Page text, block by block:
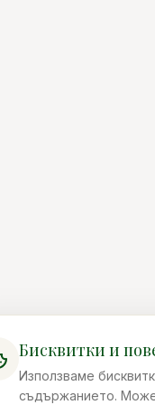
Бисквитки и
Използваме
съдържанието.